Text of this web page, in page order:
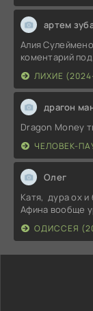
артем
Алия
коментарий
ЛИХИЕ
драгон
Dragon Money
ЧЕЛОВЕК-
Олег
Катя, дура ох
Афина вообще
ОДИССЕЯ